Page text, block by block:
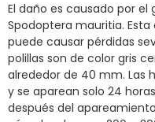
El daño es causado por el
Spodoptera mauritia.
puede causar pérdidas
polillas son de color gris
alrededor de 40 mm. Las
y se aparean solo 24
después del